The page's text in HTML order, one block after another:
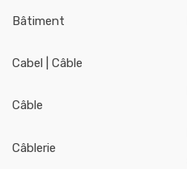
Bâtiment
Cabel | Câble
Câble
Câblerie